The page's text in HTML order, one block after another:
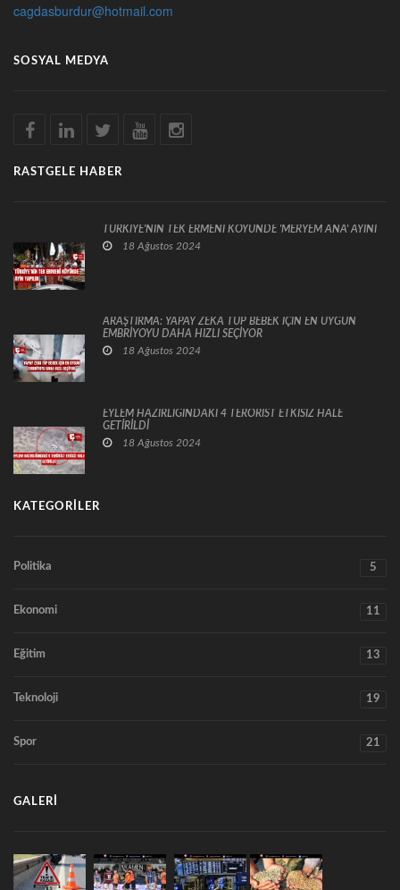
cagdasburdur@hotmail.com
SOSYAL MEDYA
RASTGELE HABER
TÜRKİYE'NİN TEK ERMENİ KÖYÜNDE 'MERYEM ANA' AYİNİ
18 Ağustos 2024
ARAŞTIRMA: YAPAY ZEKA TÜP BEBEK İÇİN EN UYGUN
EMBRİYOYU DAHA HIZLI SEÇİYOR
18 Ağustos 2024
EYLEM HAZIRLIĞINDAKİ 4 TERÖRİST ETKİSİZ HALE
GETİRİLDİ
18 Ağustos 2024
KATEGORILER
Politika 5
Ekonomi 11
Eğitim 13
Teknoloji 19
Spor 21
GALERI